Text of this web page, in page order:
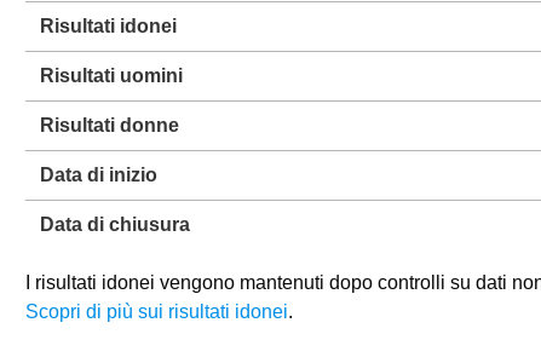
Risultati idonei
Risultati uomini
Risultati donne
Data di inizio
Data di chiusura
I risultati idonei vengono mantenuti dopo controlli su dati
Scopri di più sui risultati idonei.